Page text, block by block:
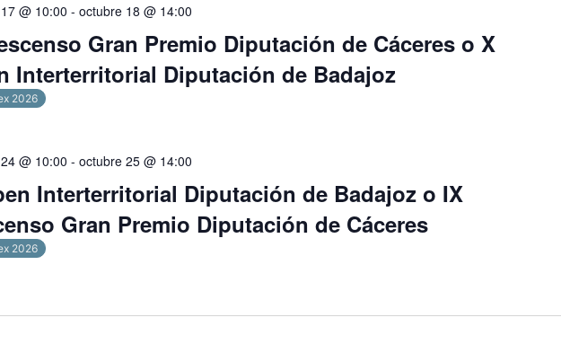
Gran Premio Diputación de Cáceres o X
Interterritorial Diputación de Badajoz
@ 10:00 - octubre 18 @ 14:00
2026
Interterritorial Diputación de Badajoz o IX
Gran Premio Diputación de Cáceres
@ 10:00 - octubre 25 @ 14:00
2026